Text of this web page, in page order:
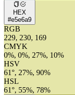
HEX
#e5e6a9
RGB
229, 230, 169
CMYK
0%, 0%, 27%, 10%
HSV
61°, 27%, 90%
HSL
61°, 55%, 78%